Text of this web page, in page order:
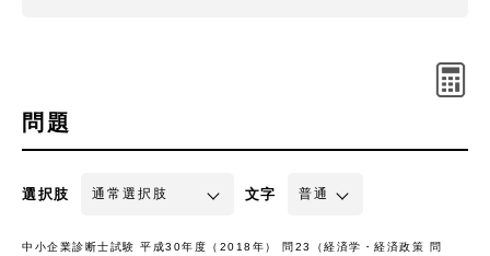
問題
選択肢 文字
中小企業診断士試験 平成30年度（2018年） 問23（経済学・経済政策 問